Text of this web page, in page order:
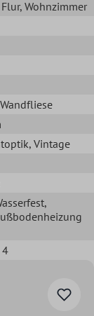
Flur, Wohnzimmer
, Vintage
,
4